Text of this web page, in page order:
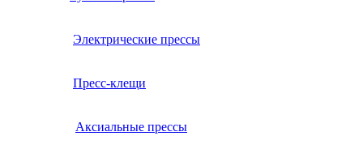
Электрические прессы
Пресс-клещи
Аксиальные прессы